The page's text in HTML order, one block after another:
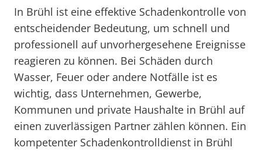
In Brühl ist eine effektive Schadenkontrolle von
entscheidender Bedeutung, um schnell und
professionell auf unvorhergesehene Ereignisse
reagieren zu können. Bei Schäden durch
Wasser, Feuer oder andere Notfälle ist es
wichtig, dass Unternehmen, Gewerbe,
Kommunen und private Haushalte in Brühl auf
einen zuverlässigen Partner zählen können. Ein
kompetenter Schadenkontrolldienst in Brühl